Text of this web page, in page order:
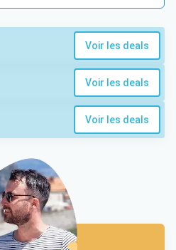
Voir les deals
Voir les deals
Voir les deals